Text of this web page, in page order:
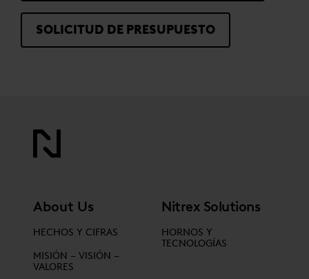
SOLICITUD DE PRESUPUESTO
About Us
HECHOS Y CIFRAS
MISIÓN – VISIÓN –
VALORES
Nitrex Solutions
HORNOS Y
TECNOLOGÍAS